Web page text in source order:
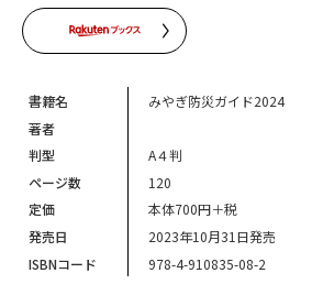
書籍名
みやぎ防災ガイド2024
著者
判型
A４判
ページ数
120
定価
本体700円＋税
発売日
2023年10月31日発売
ISBNコード
978-4-910835-08-2